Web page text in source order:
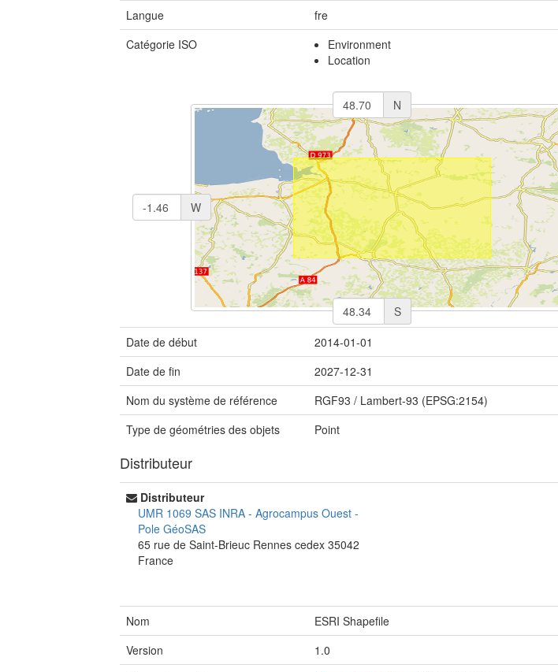
Langue
fre
Catégorie ISO
Environment
Location
N
S
W
Date de début
2014-01-01
Date de fin
2027-12-31
Nom du système de référence
RGF93 / Lambert-93 (EPSG:2154)
Type de géométries des objets
Point
Distributeur
Distributeur
UMR 1069 SAS INRA - Agrocampus Ouest -
Pole GéoSAS
65 rue de Saint-Brieuc Rennes cedex 35042
France
Nom
ESRI Shapefile
Version
1.0